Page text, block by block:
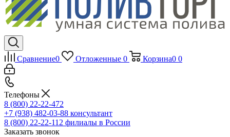
Сравнение0 Отложенные 0 Корзина0 0
Телефоны
8 (800) 22-22-472
+7 (938) 482-03-88 консультант
8 (800) 22-22-112 филиалы в России
Заказать звонок